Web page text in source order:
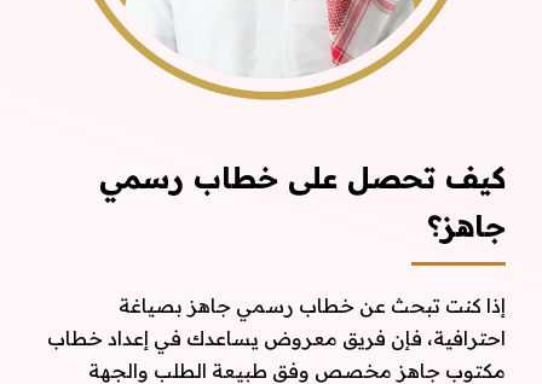
كيف تحصل على خطاب رسمي
جاهز؟
إذا كنت تبحث عن خطاب رسمي جاهز بصياغة
احترافية، فإن فريق معروض يساعدك في إعداد خطاب
مكتوب جاهز مخصص وفق طبيعة الطلب والجهة